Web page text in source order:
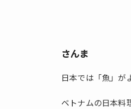
さんま
日本では「魚」が
ベトナムの日本料